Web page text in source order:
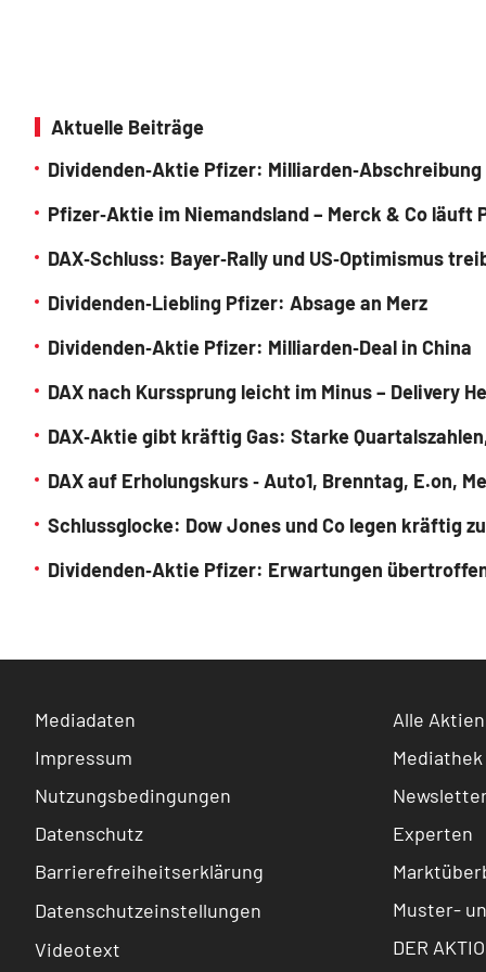
Aktuelle Beiträge
Dividenden‑Aktie Pfizer:
Pfizer‑Aktie im Niemandsland – Merck & Co läuft
DAX‑Schluss: Bayer‑Rally und US‑Optimismus
Dividenden‑Liebling Pfizer: Absage an Merz
Dividenden‑Aktie Pfizer: Milliarden‑Deal in China
DAX nach Kurssprung leicht im Minus – Delivery
DAX‑Aktie gibt kräftig Gas: Starke
DAX auf Erholungskurs ‑ Auto1, Brenntag, E.on,
Schlussglocke: Dow Jones und Co legen kräftig
Dividenden‑Aktie Pfizer: Erwartungen
Mediadaten
Impressum
Nutzungsbedingungen
Datenschutz
Barrierefreiheitserklärung
Datenschutzeinstellungen
Videotext
Alle Aktien
Mediathek
Experten
Muster-
DER